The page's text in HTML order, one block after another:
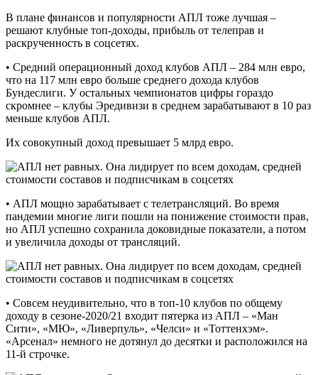
В плане финансов и популярности АПЛ тоже лучшая –
решают клубные топ-доходы, прибыль от телеправ и
раскрученность в соцсетях.
•‎ Средний операционный доход клубов АПЛ – 284 млн евро,
что на 117 млн евро больше среднего дохода клубов
Бундеслиги. У остальных чемпионатов цифры гораздо
скромнее – клубы Эредивизи в среднем зарабатывают в 10 раз
меньше клубов АПЛ.
Их совокупный доход превышает 5 млрд евро.
•‎ АПЛ мощно зарабатывает с телетрансляций. Во время
пандемии многие лиги пошли на понижение стоимости прав,
но АПЛ успешно сохранила доковидные показатели, а потом
и увеличила доходы от трансляций.
•‎ Совсем неудивительно, что в топ-10 клубов по общему
доходу в сезоне-2020/21 входит пятерка из АПЛ – «Ман
Сити», «МЮ», «Ливерпуль», «Челси» и «Тоттенхэм».
«Арсенал» немного не дотянул до десятки и расположился на
11-й строчке.